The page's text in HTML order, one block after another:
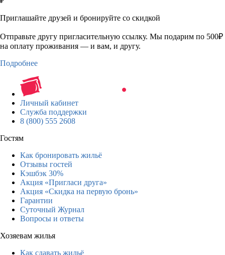
Приглашайте друзей и бронируйте со скидкой
Отправьте другу пригласительную ссылку. Мы подарим по 500₽
на оплату проживания — и вам, и другу.
Подробнее
Личный кабинет
Служба поддержки
8 (800) 555 2608
Гостям
Как бронировать жильё
Отзывы гостей
Кэшбэк 30%
Акция «Пригласи друга»
Акция «Скидка на первую бронь»
Гарантии
Суточный Журнал
Вопросы и ответы
Хозяевам жилья
Как сдавать жильё